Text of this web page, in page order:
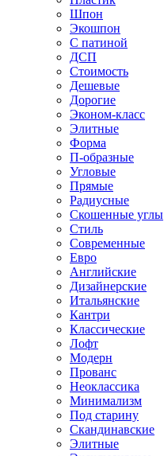
Шпон
Экошпон
С патиной
ДСП
Стоимость
Дешевые
Дорогие
Эконом-класс
Элитные
Форма
П-образные
Угловые
Прямые
Радиусные
Скошенные углы
Стиль
Современные
Евро
Английские
Дизайнерские
Итальянские
Кантри
Классические
Лофт
Модерн
Прованс
Неоклассика
Минимализм
Под старину
Скандинавские
Элитные